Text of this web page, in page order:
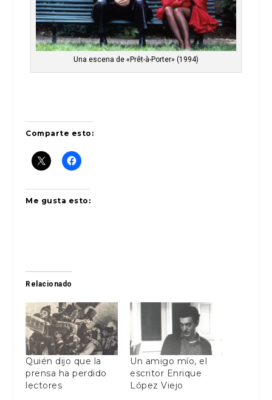
Una escena de «Prêt-à-Porter»​ (1994)
Comparte esto:
Me gusta esto:
Relacionado
Quién dijo que la
prensa ha perdido
lectores
Un amigo mío, el
escritor Enrique
López Viejo